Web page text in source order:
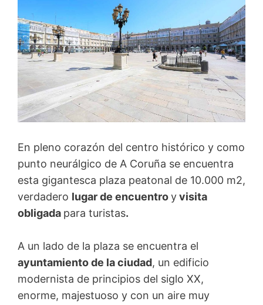
En pleno corazón del centro histórico y como
punto neurálgico de A Coruña se encuentra
esta gigantesca plaza peatonal de 10.000 m2,
verdadero lugar de encuentroyvisita
obligada para turistas.
A un lado de la plaza se encuentra el
ayuntamiento de la ciudad, un edificio
modernista de principios del siglo XX,
enorme, majestuoso y con un aire muy